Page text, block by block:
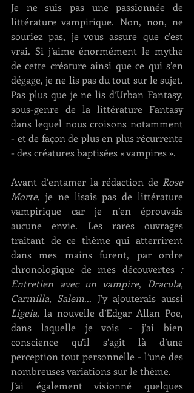
Je ne suis pas une passionnée de
littérature vampirique. Non, non, ne
souriez pas, je vous assure que c’est
vrai. Si j’aime énormément le mythe
de cette créature ainsi que ce qui s’en
dégage, je ne lis pas du tout sur le sujet.
Pas plus que je ne lis d’Urban Fantasy,
sous-genre de la littérature Fantasy
dans lequel nous croisons notamment
- et de façon de plus en plus récurrente
- des créatures baptisées « vampires ».
Avant d’entamer la rédaction de Rose
Morte, je ne lisais pas de littérature
vampirique car je n’en éprouvais
aucune envie. Les rares ouvrages
traitant de ce thème qui atterrirent
dans mes mains furent, par ordre
chronologique de mes découvertes :
Entretien avec un vampire, Dracula,
Carmilla, Salem
Ligeia, la nouvelle d’Edgar Allan Poe,
dans laquelle je vois - j’ai bien
conscience qu’il s’agit là d’une
perception tout personnelle - l’une des
nombreuses variations sur le thème.
J’ai également visionné quelques